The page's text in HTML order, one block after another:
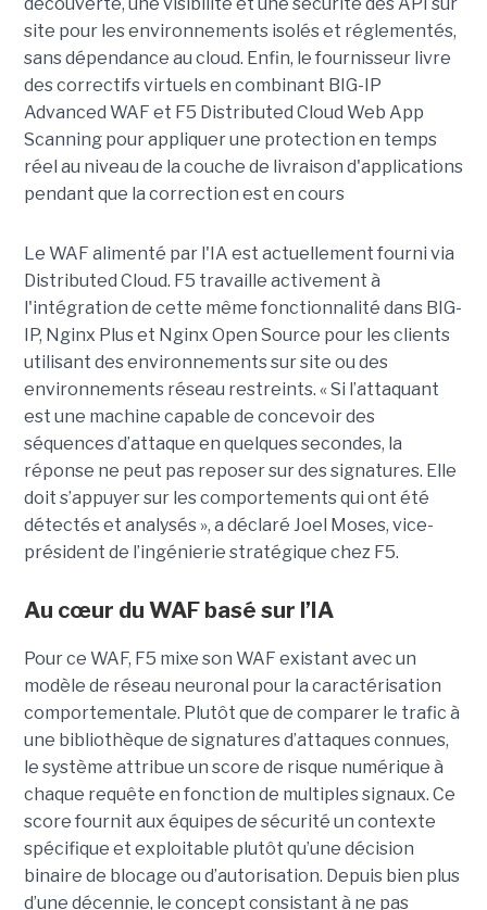
découverte, une visibilité et une sécurité des API sur
site pour les environnements isolés et réglementés,
sans dépendance au cloud. Enfin, le fournisseur livre
des correctifs virtuels en combinant BIG-IP
Advanced WAF et F5 Distributed Cloud Web App
Scanning pour appliquer une protection en temps
réel au niveau de la couche de livraison d'applications
pendant que la correction est en cours
Le WAF alimenté par l'IA est actuellement fourni via
Distributed Cloud. F5 travaille activement à
l'intégration de cette même fonctionnalité dans BIG-
IP, Nginx Plus et Nginx Open Source pour les clients
utilisant des environnements sur site ou des
environnements réseau restreints. « Si l’attaquant
est une machine capable de concevoir des
séquences d’attaque en quelques secondes, la
réponse ne peut pas reposer sur des signatures. Elle
doit s’appuyer sur les comportements qui ont été
détectés et analysés », a déclaré Joel Moses, vice-
président de l’ingénierie stratégique chez F5.
Au cœur du WAF basé sur l’IA
Pour ce WAF, F5 mixe son WAF existant avec un
modèle de réseau neuronal pour la caractérisation
comportementale. Plutôt que de comparer le trafic à
une bibliothèque de signatures d’attaques connues,
le système attribue un score de risque numérique à
chaque requête en fonction de multiples signaux. Ce
score fournit aux équipes de sécurité un contexte
spécifique et exploitable plutôt qu’une décision
binaire de blocage ou d’autorisation. Depuis bien plus
d’une décennie, le concept consistant à ne pas